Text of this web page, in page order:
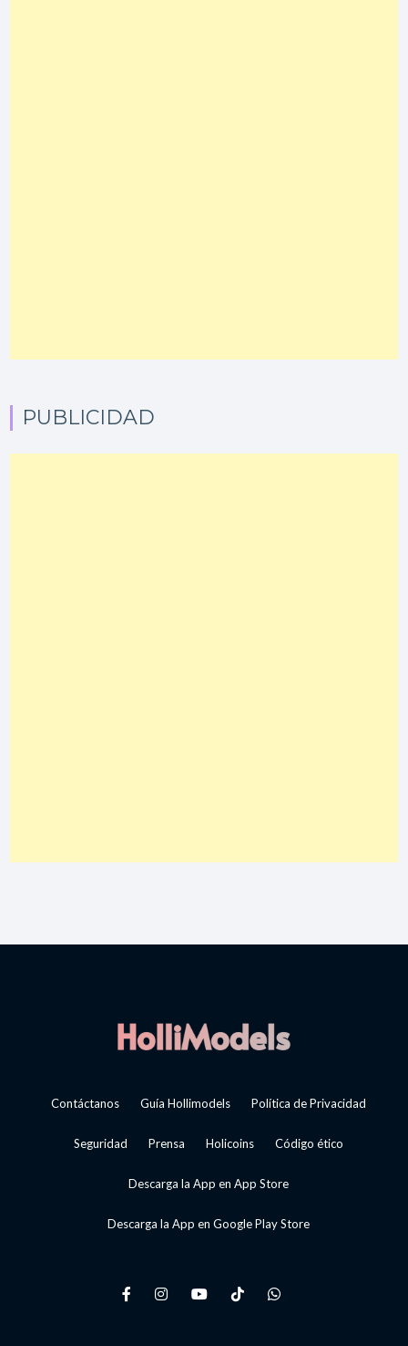
PUBLICIDAD
Contáctanos Guía Hollimodels Política de Privacidad
Seguridad Prensa Holicoins Código ético
Descarga la App en App Store
Descarga la App en Google Play Store